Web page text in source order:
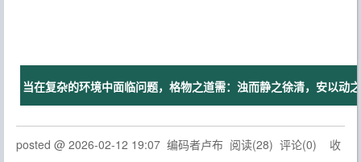
当在复杂的环境中面临问题，格物之道需：浊而静之徐清，安以动
posted @ 2026-02-12 19:07 编码者卢布 阅读(28) 评论(0) 收